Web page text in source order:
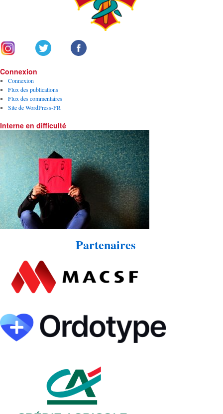
Connexion
Connexion
Flux des publications
Flux des commentaires
Site de WordPress-FR
Interne en difficulté
Partenaires